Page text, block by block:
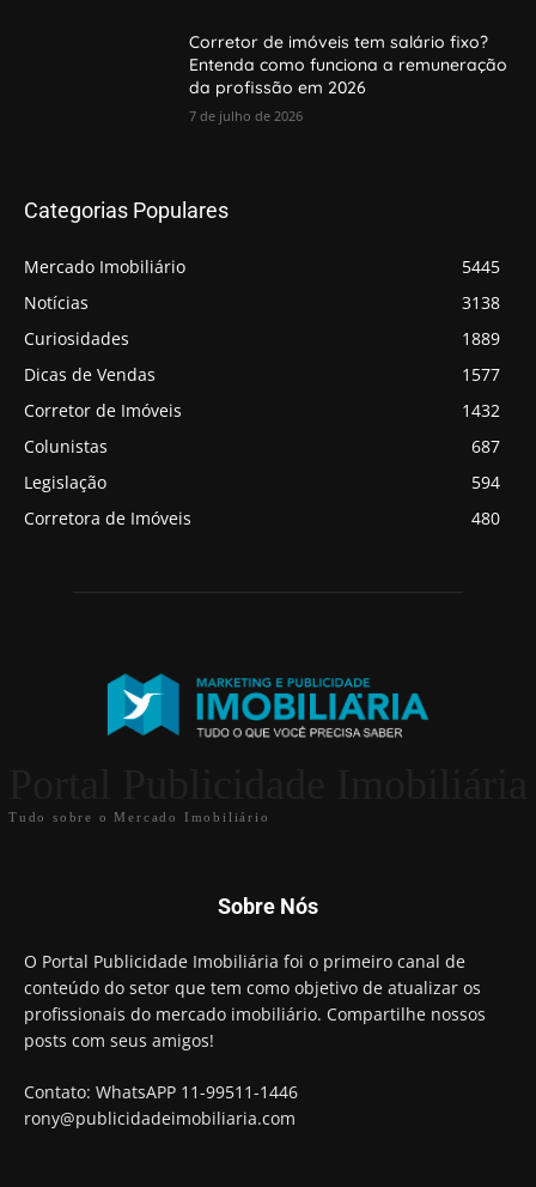
Corretor de imóveis tem salário fixo?
Entenda como funciona a remuneração
da profissão em 2026
7 de julho de 2026
Categorias Populares
Mercado Imobiliário
5445
Notícias
3138
Curiosidades
1889
Dicas de Vendas
1577
Corretor de Imóveis
1432
Colunistas
687
Legislação
594
Corretora de Imóveis
480
Tudo sobre o Mercado Imobiliário
Sobre Nós
O Portal Publicidade Imobiliária foi o primeiro canal de
conteúdo do setor que tem como objetivo de atualizar os
profissionais do mercado imobiliário. Compartilhe nossos
posts com seus amigos!
Contato: WhatsAPP 11-99511-1446
rony@publicidadeimobiliaria.com